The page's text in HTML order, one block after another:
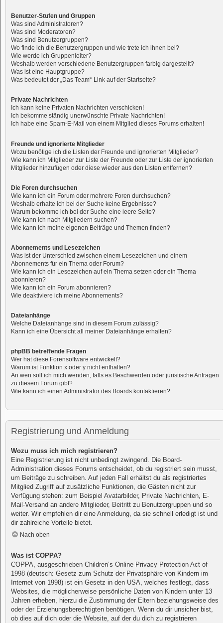
Benutzer-Stufen und Gruppen
Was sind Administratoren?
Was sind Moderatoren?
Was sind Benutzergruppen?
Wo finde ich die Benutzergruppen und wie trete ich ihnen bei?
Wie werde ich Gruppenleiter?
Weshalb werden verschiedene Benutzergruppen farbig dargestellt?
Was ist eine Hauptgruppe?
Was bedeutet der „Das Team“-Link auf der Startseite?
Private Nachrichten
Ich kann keine Privaten Nachrichten verschicken!
Ich bekomme ständig unerwünschte Private Nachrichten!
Ich habe eine Spam-E-Mail von einem Mitglied dieses Forums erhalten!
Freunde und ignorierte Mitglieder
Wozu benötige ich die Listen der Freunde und ignorierten Mitglieder?
Wie kann ich Mitglieder zur Liste der Freunde oder zur Liste der ignorierten
Mitglieder hinzufügen oder diese wieder aus den Listen entfernen?
Die Foren durchsuchen
Wie kann ich ein Forum oder mehrere Foren durchsuchen?
Weshalb erhalte ich bei der Suche keine Ergebnisse?
Warum bekomme ich bei der Suche eine leere Seite?
Wie kann ich nach Mitgliedern suchen?
Wie kann ich meine eigenen Beiträge und Themen finden?
Abonnements und Lesezeichen
Was ist der Unterschied zwischen einem Lesezeichen und einem
Abonnements für ein Thema oder Forum?
Wie kann ich ein Lesezeichen auf ein Thema setzen oder ein Thema
abonnieren?
Wie kann ich ein Forum abonnieren?
Wie deaktiviere ich meine Abonnements?
Dateianhänge
Welche Dateianhänge sind in diesem Forum zulässig?
Kann ich eine Übersicht all meiner Dateianhänge erhalten?
phpBB betreffende Fragen
Wer hat diese Forensoftware entwickelt?
Warum ist Funktion x oder y nicht enthalten?
An wen soll ich mich wenden, falls es Beschwerden oder juristische Anfragen
zu diesem Forum gibt?
Wie kann ich einen Administrator des Boards kontaktieren?
Registrierung und Anmeldung
Wozu muss ich mich registrieren?
Eine Registrierung ist nicht unbedingt zwingend. Die Board-
Administration dieses Forums entscheidet, ob du registriert sein musst,
um Beiträge zu schreiben. Auf jeden Fall erhältst du als registriertes
Mitglied Zugriff auf zusätzliche Funktionen, die Gästen nicht zur
Verfügung stehen: zum Beispiel Avatarbilder, Private Nachrichten, E-
Mail-Versand an andere Mitglieder, Beitritt zu Benutzergruppen und so
weiter. Wir empfehlen dir eine Anmeldung, da sie schnell erledigt ist und
dir zahlreiche Vorteile bietet.
Nach oben
Was ist COPPA?
COPPA, ausgeschrieben Children’s Online Privacy Protection Act of
1998 (deutsch: Gesetz zum Schutz der Privatsphäre von Kindern im
Internet von 1998) ist ein Gesetz in den USA, welches festlegt, dass
Websites, die möglicherweise persönliche Daten von Kindern unter 13
Jahren erheben, hierzu die Zustimmung der Eltern beziehungsweise des
oder der Erziehungsberechtigten benötigen. Wenn du dir unsicher bist,
ob dies auf dich oder die Website, auf der du dich zu registrieren